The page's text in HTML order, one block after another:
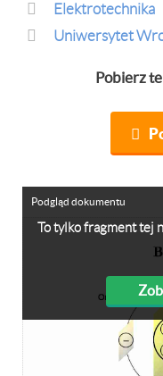
Elektrotechnika
Uniwersytet
Pobierz
To tylko fragment tej
Podgląd dokumentu